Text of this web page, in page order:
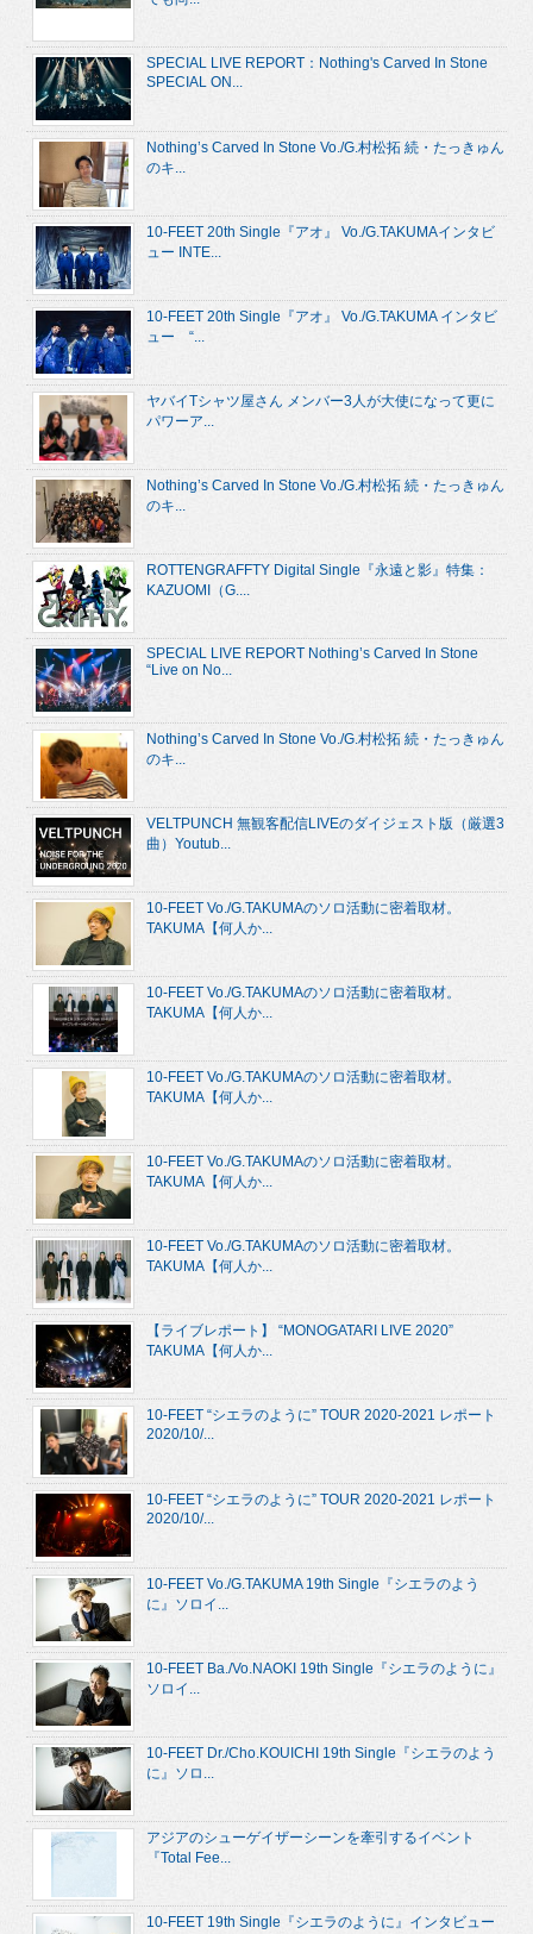
SPECIAL LIVE REPORT：Nothing's Carved In Stone
SPECIAL ON...
Nothing’s Carved In Stone Vo./G.村松拓 続・たっきゅん
のキ...
10-FEET 20th Single『アオ』 Vo./G.TAKUMAインタビ
ュー INTE...
10-FEET 20th Single『アオ』 Vo./G.TAKUMA インタビ
ュー “...
ヤバイTシャツ屋さん メンバー3人が大使になって更に
パワーア...
Nothing’s Carved In Stone Vo./G.村松拓 続・たっきゅん
のキ...
ROTTENGRAFFTY Digital Single『永遠と影』特集：
KAZUOMI（G....
SPECIAL LIVE REPORT Nothing’s Carved In Stone
“Live on No...
Nothing’s Carved In Stone Vo./G.村松拓 続・たっきゅん
のキ...
VELTPUNCH 無観客配信LIVEのダイジェスト版（厳選3
曲）Youtub...
10-FEET Vo./G.TAKUMAのソロ活動に密着取材。
TAKUMA【何人か...
10-FEET Vo./G.TAKUMAのソロ活動に密着取材。
TAKUMA【何人か...
10-FEET Vo./G.TAKUMAのソロ活動に密着取材。
TAKUMA【何人か...
10-FEET Vo./G.TAKUMAのソロ活動に密着取材。
TAKUMA【何人か...
10-FEET Vo./G.TAKUMAのソロ活動に密着取材。
TAKUMA【何人か...
【ライブレポート】 “MONOGATARI LIVE 2020”
TAKUMA【何人か...
10-FEET “シエラのように” TOUR 2020-2021 レポート
2020/10/...
10-FEET “シエラのように” TOUR 2020-2021 レポート
2020/10/...
10-FEET Vo./G.TAKUMA 19th Single『シエラのよう
に』ソロイ...
10-FEET Ba./Vo.NAOKI 19th Single『シエラのように』
ソロイ...
10-FEET Dr./Cho.KOUICHI 19th Single『シエラのよう
に』ソロ...
アジアのシューゲイザーシーンを牽引するイベント
『Total Fee...
10-FEET 19th Single『シエラのように』インタビュー